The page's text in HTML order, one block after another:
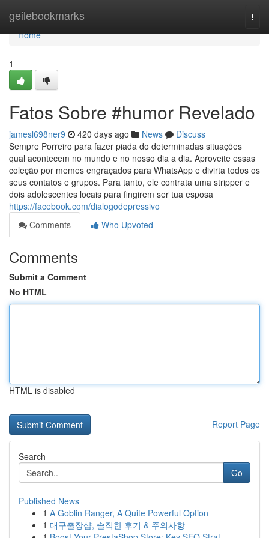
geilebookmarks
Home
Home
1
Fatos Sobre #humor Revelado
jamesl698ner9 420 days ago News
Discuss
Sempre Porreiro para fazer piada do determinadas situações
qual acontecem no mundo e no nosso dia a dia. Aproveite essas
coleção por memes engraçados para WhatsApp e divirta todos os
seus contatos e grupos. Para tanto, ele contrata uma stripper e
dois adolescentes locais para fingirem ser tua esposa
https://facebook.com/dialogodepressivo
Comments
Who Upvoted
Comments
Submit a Comment
No HTML
HTML is disabled
Report Page
Search
Go
Published News
1 A Goblin Ranger, A Quite Powerful Option
1 대구출장샵, 솔직한 후기 & 주의사항